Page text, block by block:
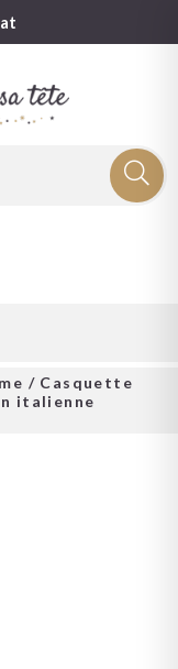
/ Casquette
italienne